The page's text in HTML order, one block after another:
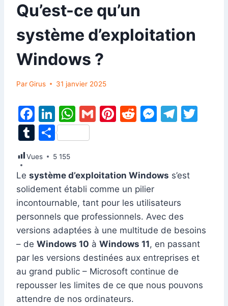
Qu’est-ce qu’un
système d’exploitation
Windows ?
ParGirus 31 janvier 2025
F
a
c
e
b
o
o
k
Li
n
k
e
dI
n
W
h
at
A
p
p
G
Pi
st
R
t
M
e
n
g
er
T
a
T
m
bl
r
P
ar
ta
g
er
Vues 5 155
Le système d’exploitation Windows s’est
solidement établi comme un pilier
incontournable, tant pour les utilisateurs
personnels que professionnels. Avec des
versions adaptées à une multitude de besoins
– de Windows 10 à Windows 11, en passant
par les versions destinées aux entreprises et
au grand public – Microsoft continue de
repousser les limites de ce que nous pouvons
attendre de nos ordinateurs.